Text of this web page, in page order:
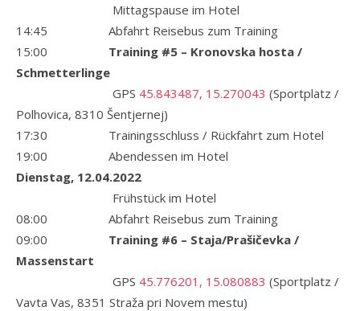
Mittagspause im Hotel
14:45 Abfahrt Reisebus zum Training
15:00 Training #5 – Kronovska hosta /
Schmetterlinge
GPS 45.843487, 15.270043 (Sportplatz /
Polhovica, 8310 Šentjernej)
17:30 Trainingsschluss / Rückfahrt zum Hotel
19:00 Abendessen im Hotel
Dienstag, 12.04.2022
Frühstück im Hotel
08:00 Abfahrt Reisebus zum Training
09:00 Training #6 – Staja/Prašičevka /
Massenstart
GPS 45.776201, 15.080883 (Sportplatz /
Vavta Vas, 8351 Straža pri Novem mestu)